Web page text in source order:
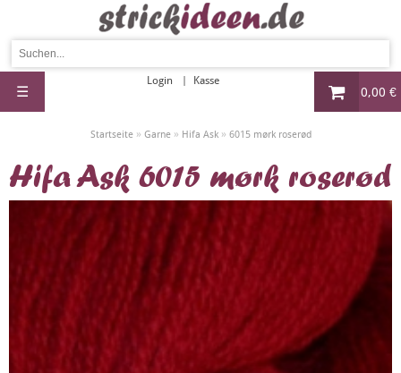
0,00 €
Login Kasse
☰
Startseite» Garne» Hifa Ask» 6015 mørk roserød
Hifa Ask 6015 mørk roserød